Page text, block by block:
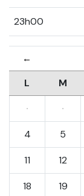
23h00
←
L M
·
·
4 5
11 12
18 19